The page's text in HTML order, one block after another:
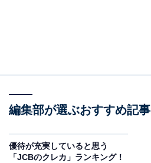
編集部が選ぶおすすめ記事
優待が充実していると思う
「JCBのクレカ」ランキング！